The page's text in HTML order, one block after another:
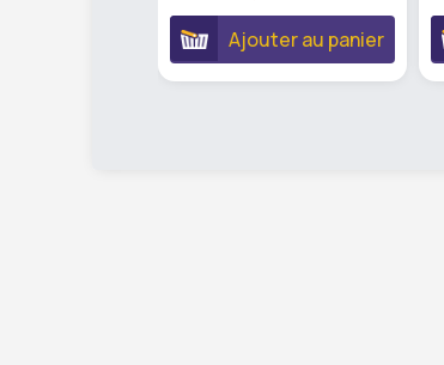
Ajouter au panier